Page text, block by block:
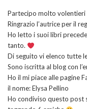
Partecipo molto volentieri
Ringrazio l’autrice per il
Ho letto i suoi libri
tanto.
Di seguito vi elenco tutte
Sono iscritta al blog con
Ho il mi piace alle pagine
il nome: Elysa Pellino
Ho condiviso questo post